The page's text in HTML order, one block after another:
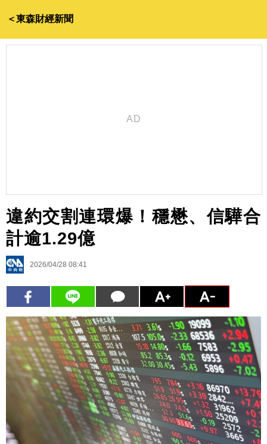
＜東森財經新聞
違約交割連環爆！穩懋、信驊合
計逾1.29億
2026/04/28 08:41